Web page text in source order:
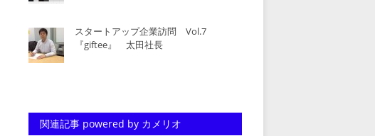
スタートアップ企業訪問 Vol.7
『giftee』 太田社長
関連記事 powered by カメリオ